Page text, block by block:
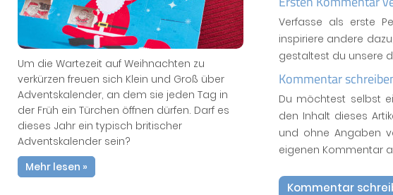
Um die Wartezeit auf Weihnachten zu
verkürzen freuen sich Klein und Groß über
Adventskalender, an dem sie jeden Tag in
der Früh ein Türchen öffnen dürfen. Darf es
dieses Jahr ein typisch britischer
Adventskalender sein?
Mehr lesen »
Verfasse als erste
inspiriere andere
gestaltest du unsere
Kommentar
Du möchtest selbst
den Inhalt dieses
und ohne Angaben
eigenen Kommentar
Kommentar